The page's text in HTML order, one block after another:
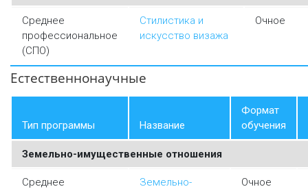
Среднее
профессиональное
(СПО)
Стилистика и
искусство визажа
Очное
Естественнонаучные
Тип программы Название
Формат
обучения
Земельно-имущественные отношения
Среднее
Земельно-
Очное